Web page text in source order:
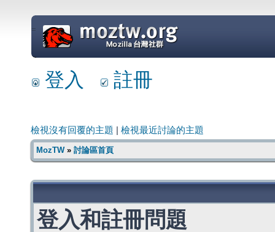
=
登入 註冊
檢視沒有回覆的主題 檢視最近討論的主題
MozTW» 討論區首頁
登入和註冊問題